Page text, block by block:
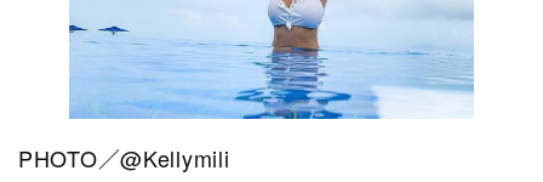
PHOTO／@Kellymili